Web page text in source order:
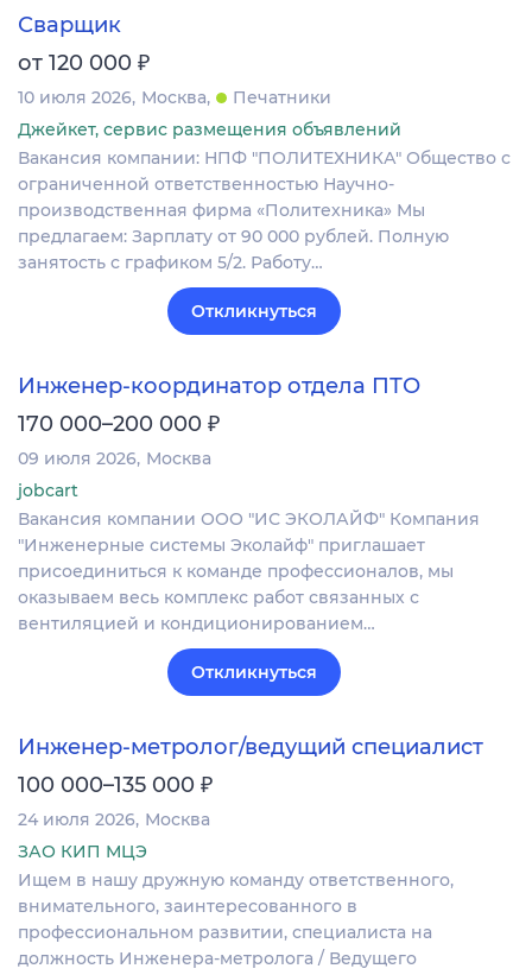
Сварщик
от 120 000 ₽
10 июля 2026 Москва
Печатники
Джейкет, сервис размещения объявлений
Вакансия компании: НПФ "ПОЛИТЕХНИКА" Общество с
ограниченной ответственностью Научно-
производственная фирма «Политехника» Мы
предлагаем: Зарплату от 90 000 рублей. Полную
занятость с графиком 5/2. Работу…
Откликнуться
Инженер-координатор отдела ПТО
170 000–200 000 ₽
09 июля 2026 Москва
jobcart
Вакансия компании ООО "ИС ЭКОЛАЙФ" Компания
"Инженерные системы Эколайф" приглашает
присоединиться к команде профессионалов, мы
оказываем весь комплекс работ связанных с
вентиляцией и кондиционированием…
Откликнуться
Инженер-метролог/ведущий специалист
100 000–135 000 ₽
24 июля 2026 Москва
ЗАО КИП МЦЭ
Ищем в нашу дружную команду ответственного,
внимательного, заинтересованного в
профессиональном развитии, специалиста на
должность Инженера-метролога / Ведущего